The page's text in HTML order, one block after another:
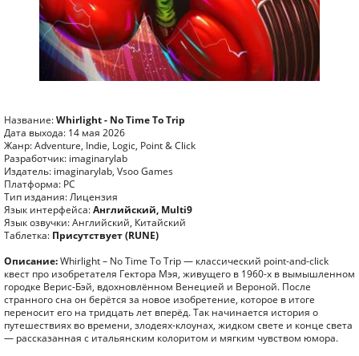
Название:Whirlight - No Time To Trip
Дата выхода: 14 мая 2026
Жанр: Adventure, Indie, Logic, Point & Click
Разработчик: imaginarylab
Издатель: imaginarylab, Vsoo Games
Платформа: PC
Тип издания: Лицензия
Язык интерфейса:Английский, Multi9
Язык озвучки: Английский, Китайский
Таблетка: Присутствует (RUNE)
Описание:Whirlight – No Time To Trip — классический point-and-click
квест про изобретателя Гектора Мэя, живущего в 1960-х в вымышленном
городке Верис-Бэй, вдохновлённом Венецией и Вероной. После
странного сна он берётся за новое изобретение, которое в итоге
переносит его на тридцать лет вперёд. Так начинается история о
путешествиях во времени, злодеях-клоунах, жидком свете и конце света
— рассказанная с итальянским колоритом и мягким чувством юмора.